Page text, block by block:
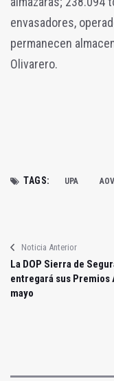
envasadores,
permanecen
Olivarero.
TAGS: UPA
Noticia Anterior
La DOP Sierra de
entregará sus Premios
mayo